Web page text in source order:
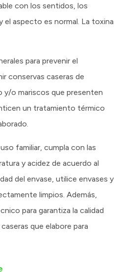
con los sentidos, los
el aspecto es normal. La toxina
para prevenir el
conservas caseras de
y/o mariscos que presenten
un tratamiento térmico
familiar, cumpla con las
y acidez de acuerdo al
del envase, utilice envases y
limpios. Además,
para garantiza la calidad
que elabore para